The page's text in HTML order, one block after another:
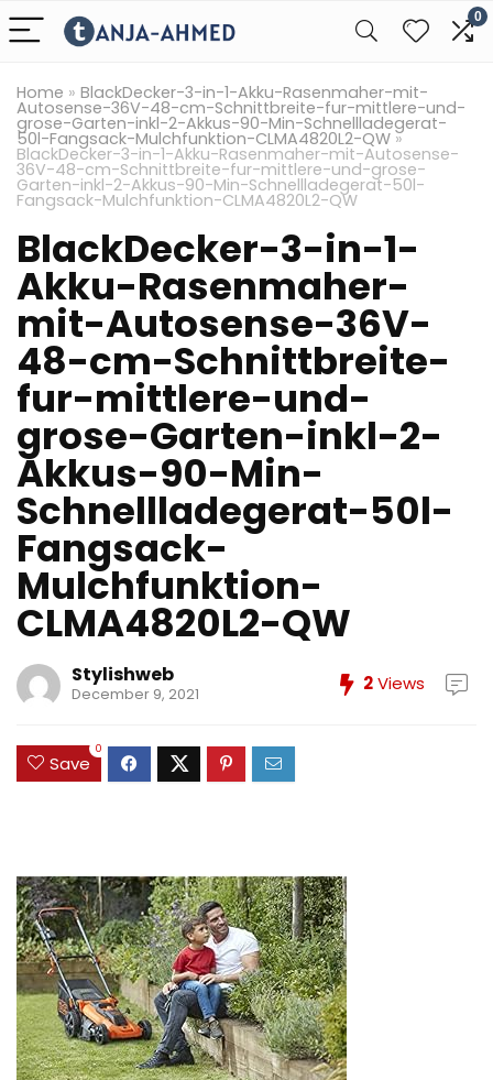
0
Home » BlackDecker-3-in-1-Akku-Rasenmaher-mit-
Autosense-36V-48-cm-Schnittbreite-fur-mittlere-und-
grose-Garten-inkl-2-Akkus-90-Min-Schnellladegerat-
50l-Fangsack-Mulchfunktion-CLMA4820L2-QW »
BlackDecker-3-in-1-Akku-Rasenmaher-mit-Autosense-
36V-48-cm-Schnittbreite-fur-mittlere-und-grose-
Garten-inkl-2-Akkus-90-Min-Schnellladegerat-50l-
Fangsack-Mulchfunktion-CLMA4820L2-QW
BlackDecker-3-in-1-
Akku-Rasenmaher-
mit-Autosense-36V-
48-cm-Schnittbreite-
fur-mittlere-und-
grose-Garten-inkl-2-
Akkus-90-Min-
Schnellladegerat-50l-
Fangsack-
Mulchfunktion-
CLMA4820L2-QW
Stylishweb
December 9, 2021 2Views
Save
0